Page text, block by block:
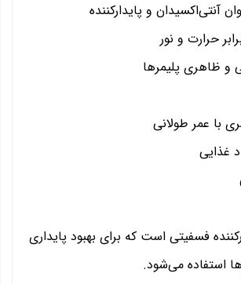
آنتی‌اکسیدان و پایدارکننده
حرارت و نور
و ظاهری پلیمرها
با عمر طولانی
غذایی
پایدارکننده فسفیتی است که برای بهبود پایداری
استفاده می‌شود.